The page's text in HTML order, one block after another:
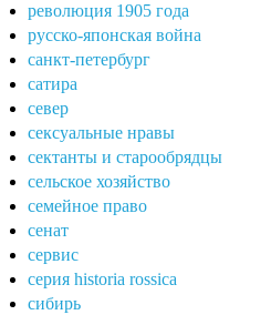
революция 1905 года
русско-японская война
санкт-петербург
сатира
север
сексуальные нравы
сектанты и старообрядцы
сельское хозяйство
семейное право
сенат
сервис
серия historia rossica
сибирь